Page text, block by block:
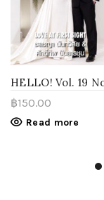
HELLO! Vol. 19
฿150.00
Read more